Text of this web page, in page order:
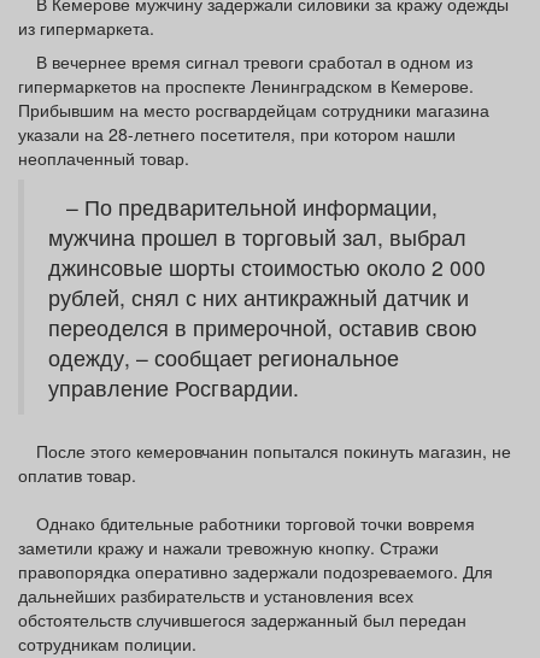
Товары Поздравления Погода
ТВ программа Я - пенсионер
из гипермаркета.
В вечернее время сигнал тревоги сработал в одном из
гипермаркетов на проспекте Ленинградском в Кемерове.
Прибывшим на место росгвардейцам сотрудники магазина
указали на 28-летнего посетителя, при котором нашли
неоплаченный товар.
– По предварительной информации,
мужчина прошел в торговый зал, выбрал
джинсовые шорты стоимостью около 2 000
рублей, снял с них антикражный датчик и
переоделся в примерочной, оставив свою
одежду, – сообщает региональное
управление Росгвардии.
После этого кемеровчанин попытался покинуть магазин, не
оплатив товар.
Однако бдительные работники торговой точки вовремя
заметили кражу и нажали тревожную кнопку. Стражи
правопорядка оперативно задержали подозреваемого. Для
дальнейших разбирательств и установления всех
обстоятельств случившегося задержанный был передан
сотрудникам полиции.